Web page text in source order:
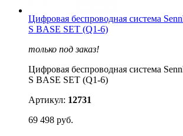
Цифровая беспроводная система
S BASE SET (Q1-6)
только под заказ!
Цифровая беспроводная система
S BASE SET (Q1-6)
Артикул: 12731
69 498 руб.